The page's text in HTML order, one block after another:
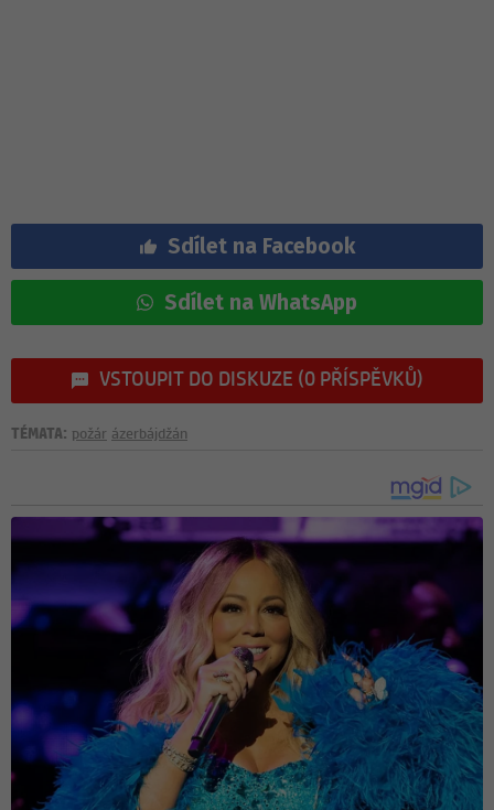
Sdílet na Facebook
Sdílet na WhatsApp
VSTOUPIT DO DISKUZE (0 PŘÍSPĚVKŮ)
TÉMATA: požár ázerbájdžán